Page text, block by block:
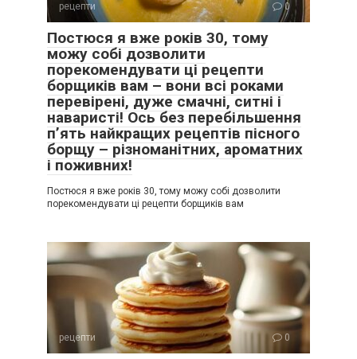
рецепти 0
Постюся я вже років 30, тому
можу собі дозволити
порекомендувати ці рецепти
борщиків вам – вони всі роками
перевірені, дуже смачні, ситні і
наваристі! Ось без перебільшення
п’ять найкращих рецептів пісного
борщу – різноманітних, ароматних
і поживних!
Постюся я вже років 30, тому можу собі дозволити
порекомендувати ці рецепти борщиків вам
рецепти 0